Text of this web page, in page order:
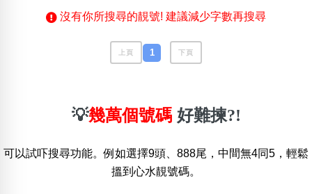
幸運號分類
位置分類
風水號分類
易經六四卦象
沒有你所搜尋的靚號! 建議減少字數再搜尋
上頁 1 下頁
💡幾萬個號碼 好難揀?!
可以試吓搜尋功能。例如選擇9頭、888尾，中間無4同5，輕鬆
搵到心水靚號碼。